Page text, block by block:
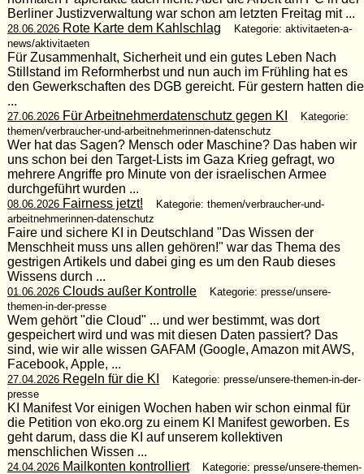
Berliner Justizverwaltung war schon am letzten Freitag mit ...
28.06.2026Rote Karte dem Kahlschlag
Kategorie: aktivitaeten-a-
news/aktivitaeten
Für Zusammenhalt, Sicherheit und ein gutes Leben Nach
Stillstand im Reformherbst und nun auch im Frühling hat es
den Gewerkschaften des DGB gereicht. Für gestern hatten die
...
27.06.2026Für Arbeitnehmerdatenschutz gegen KI
Kategorie:
themen/verbraucher-und-arbeitnehmerinnen-datenschutz
Wer hat das Sagen? Mensch oder Maschine? Das haben wir
uns schon bei den Target-Lists im Gaza Krieg gefragt, wo
mehrere Angriffe pro Minute von der israelischen Armee
durchgeführt wurden ...
08.06.2026Fairness jetzt!
Kategorie: themen/verbraucher-und-
arbeitnehmerinnen-datenschutz
Faire und sichere KI in Deutschland "Das Wissen der
Menschheit muss uns allen gehören!" war das Thema des
gestrigen Artikels und dabei ging es um den Raub dieses
Wissens durch ...
01.06.2026Clouds außer Kontrolle
Kategorie: presse/unsere-
themen-in-der-presse
Wem gehört "die Cloud" ... und wer bestimmt, was dort
gespeichert wird und was mit diesen Daten passiert? Das
sind, wie wir alle wissen GAFAM (Google, Amazon mit AWS,
Facebook, Apple, ...
27.04.2026Regeln für die KI
Kategorie: presse/unsere-themen-in-der-
presse
KI Manifest Vor einigen Wochen haben wir schon einmal für
die Petition von eko.org zu einem KI Manifest geworben. Es
geht darum, dass die KI auf unserem kollektiven
menschlichen Wissen ...
24.04.2026Mailkonten kontrolliert
Kategorie: presse/unsere-themen-